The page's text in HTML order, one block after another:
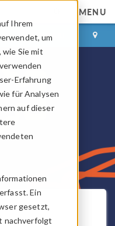
Ihrem
um
wie Sie mit
Erfahrung
für Analysen
auf dieser
Ein
gesetzt,
nachverfolgt
MENU
KONTAKT